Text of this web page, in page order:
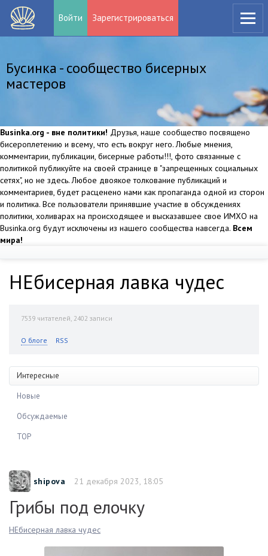
Войти Зарегистрироваться
Бусинка - сообщество бисерных
мастеров
Businka.org - вне политики! Друзья, наше сообщество посвящено
бисероплетению и всему, что есть вокруг него. Любые мнения,
комментарии, публикации, бисерные работы!!!, фото связанные с
политикой публикуйте на своей странице в "запрещенных социальных
сетях", но не здесь. Любое двоякое толкование публикаций и
комментариев, будет расценено нами как пропаганда одной из сторон
и политика. Все пользователи принявшие участие в обсуждениях
политики, холиварах на происходящее и высказавшее свое ИМХО на
Businka.org будут исключены из нашего сообщества навсегда. Всем
мира!
НЕбисерная лавка чудес
7539 читателей, 2402 записи
О блоге RSS
Интересные
Новые
Обсуждаемые
TOP
shipova 21 декабря 2023, 18:05
Грибы под елочку
НЕбисерная лавка чудес